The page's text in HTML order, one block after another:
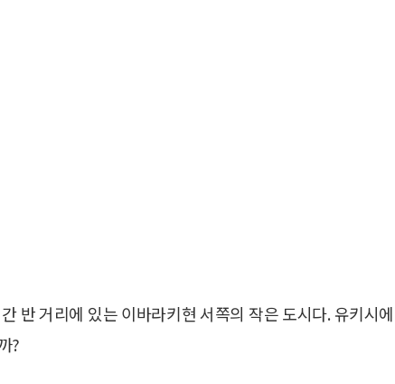
반 거리에 있는 이바라키현 서쪽의 작은 도시다. 유키시에
?